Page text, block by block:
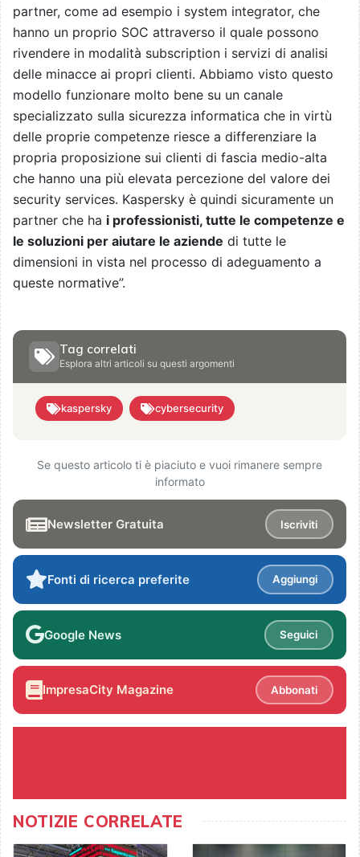
partner, come ad esempio i system integrator, che
hanno un proprio SOC attraverso il quale possono
rivendere in modalità subscription i servizi di analisi
delle minacce ai propri clienti. Abbiamo visto questo
modello funzionare molto bene su un canale
specializzato sulla sicurezza informatica che in virtù
delle proprie competenze riesce a differenziare la
propria proposizione sui clienti di fascia medio-alta
che hanno una più elevata percezione del valore dei
security services. Kaspersky è quindi sicuramente un
partner che ha i professionisti, tutte le competenze e
le soluzioni per aiutare le aziende di tutte le
dimensioni in vista nel processo di adeguamento a
queste normative”.
Tag correlati
Esplora altri articoli su questi argomenti
kaspersky cybersecurity
Se questo articolo ti è piaciuto e vuoi rimanere sempre
informato
Newsletter Gratuita Iscriviti
Fonti di ricerca preferite Aggiungi
Google News Seguici
ImpresaCity Magazine Abbonati
NOTIZIE CORRELATE